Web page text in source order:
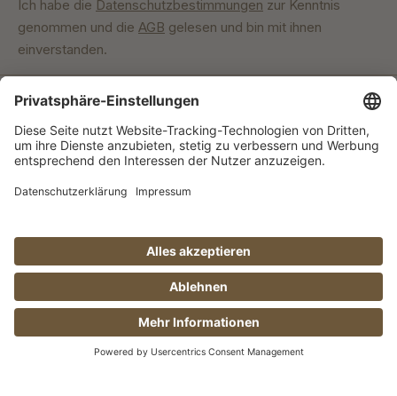
Ich habe die Datenschutzbestimmungen zur Kenntnis
genommen und die AGB gelesen und bin mit ihnen
einverstanden.